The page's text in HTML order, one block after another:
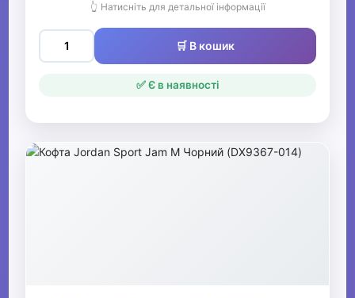
👆 Натисніть для детальної інформації
🛒 В кошик
✅ Є в наявності